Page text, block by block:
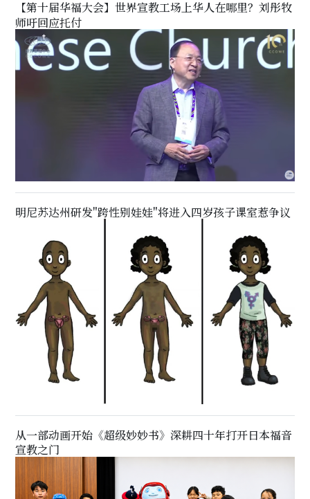
【第十届华福大会】世界宣教工场上华人在哪里？刘彤牧
师吁回应托付
明尼苏达州研发"跨性别娃娃"将进入四岁孩子课室惹争议
从一部动画开始《超级妙妙书》深耕四十年打开日本福音
宣教之门